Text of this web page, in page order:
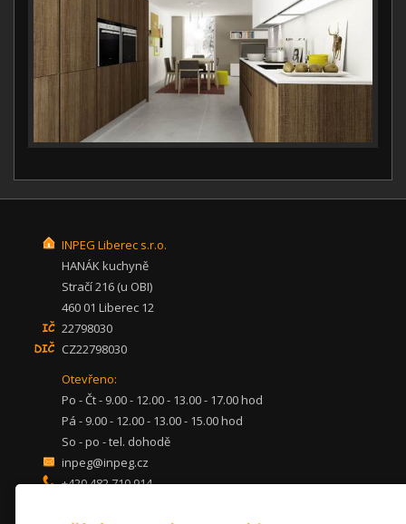
INPEG Liberec s.r.o.
HANÁK kuchyně
Stračí 216 (u OBI)
460 01 Liberec 12
22798030
CZ22798030
Otevřeno:
Po - Čt - 9.00 - 12.00 - 13.00 - 17.00 hod
Pá - 9.00 - 12.00 - 13.00 - 15.00 hod
So - po - tel. dohodě
inpeg@inpeg.cz
+420 482 710 914